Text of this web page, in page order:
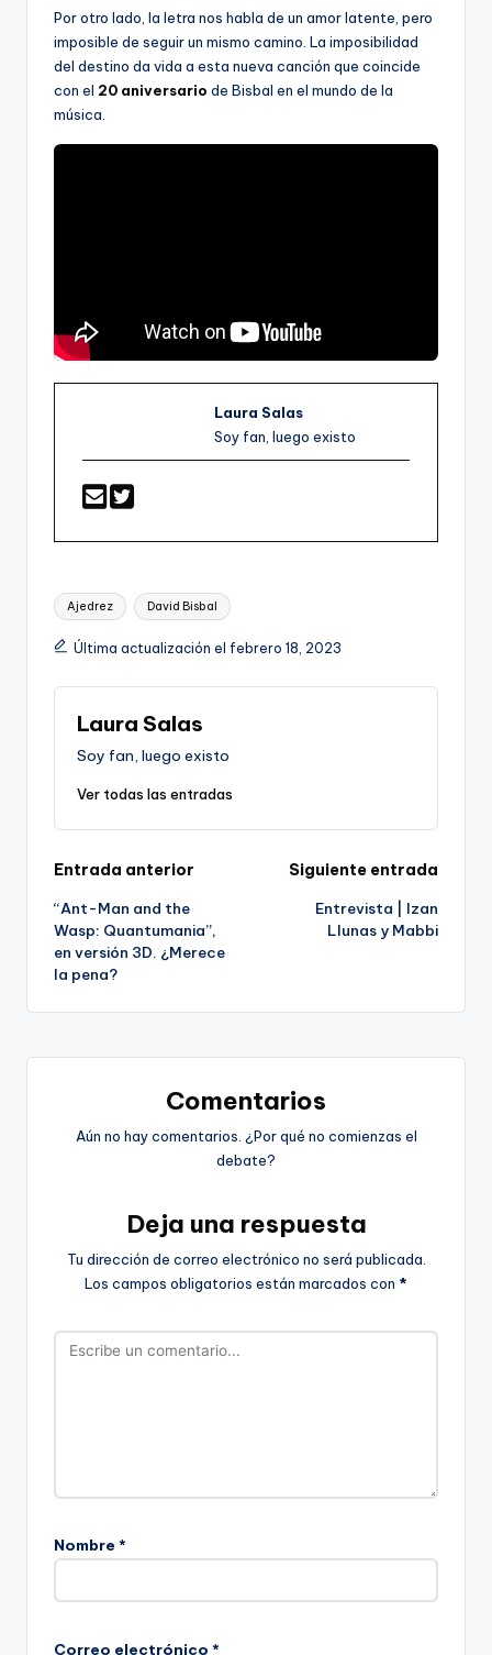
Por otro lado, la letra nos habla de un amor latente, pero
imposible de seguir un mismo camino. La imposibilidad
del destino da vida a esta nueva canción que coincide
con el 20 aniversario de Bisbal en el mundo de la
música.
Laura Salas
Soy fan, luego existo
Etiquetas:
Ajedrez David Bisbal
Última actualización el febrero 18, 2023
Laura Salas
Soy fan, luego existo
Ver todas las entradas
Navegación
de
entradas
Entrada anterior
“Ant-Man and the
Wasp: Quantumania”,
en versión 3D. ¿Merece
la pena?
Siguiente entrada
Entrevista | Izan
Llunas y Mabbi
Comentarios
Aún no hay comentarios. ¿Por qué no comienzas el
debate?
Deja una respuesta
Tu dirección de correo electrónico no será publicada.
Los campos obligatorios están marcados con *
Nombre *
Correo electrónico *